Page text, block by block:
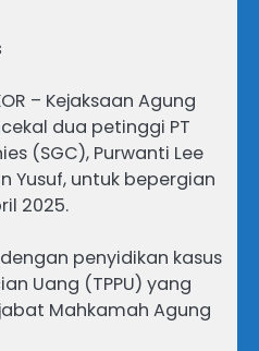
– Kejaksaan Agung
dua petinggi PT
(SGC), Purwanti Lee
Yusuf, untuk bepergian
2025.
penyidikan kasus
Uang (TPPU) yang
Mahkamah Agung